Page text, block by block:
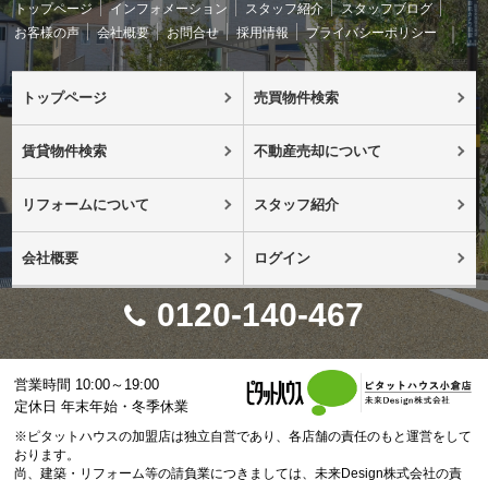
トップページ インフォメーション スタッフ紹介
スタッフブログ
お客様の声
会社概要 お問合せ 採用情報 プライバシーポリシー
トップページ 売買物件検索
賃貸物件検索 不動産売却について
リフォームについて スタッフ紹介
会社概要 ログイン
0120-140-467
営業時間 10:00～19:00
定休日 年末年始・冬季休業
※ピタットハウスの加盟店は独立自営であり、各店舗の責任のもと運営をして
おります。
尚、建築・リフォーム等の請負業につきましては、未来Design株式会社の責